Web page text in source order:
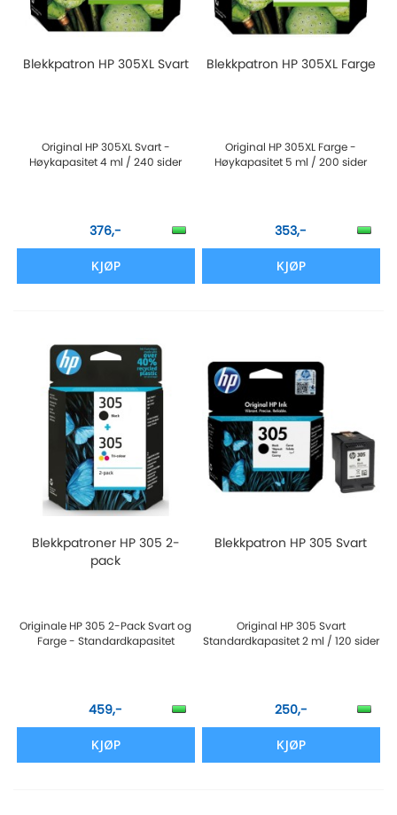
Blekkpatron HP 305XL Svart
Original HP 305XL Svart -
Høykapasitet 4 ml / 240 sider
376,-
KJØP
Blekkpatron HP 305XL Farge
Original HP 305XL Farge -
Høykapasitet 5 ml / 200 sider
353,-
KJØP
Blekkpatroner HP 305 2-
pack
Originale HP 305 2-Pack Svart og
Farge - Standardkapasitet
459,-
KJØP
Blekkpatron HP 305 Svart
Original HP 305 Svart
Standardkapasitet 2 ml / 120 sider
250,-
KJØP